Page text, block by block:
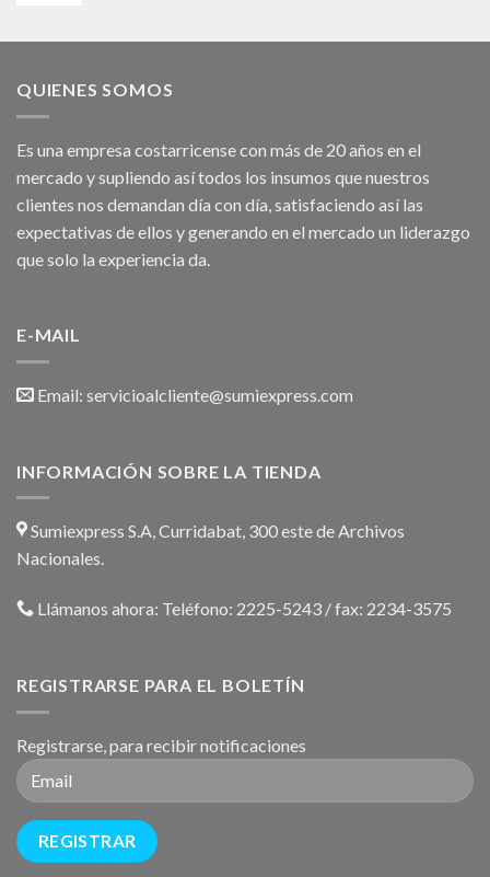
QUIENES SOMOS
Es una empresa costarricense con más de 20 años en el
mercado y supliendo así todos los insumos que nuestros
clientes nos demandan día con día, satisfaciendo así las
expectativas de ellos y generando en el mercado un liderazgo
que solo la experiencia da.
E-MAIL
Email: servicioalcliente@sumiexpress.com
INFORMACIÓN SOBRE LA TIENDA
Sumiexpress S.A, Curridabat, 300 este de Archivos
Nacionales.
Llámanos ahora: Teléfono: 2225-5243 / fax: 2234-3575
REGISTRARSE PARA EL BOLETÍN
Registrarse, para recibir notificaciones